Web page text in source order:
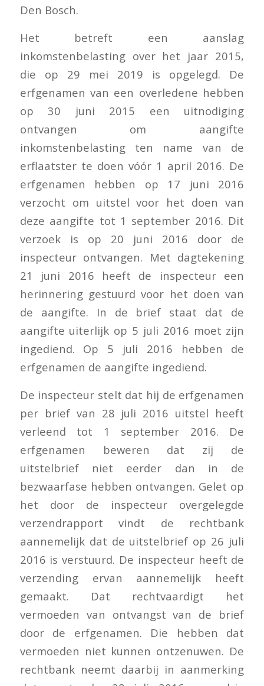
Den Bosch.
Het betreft een aanslag
inkomstenbelasting over het jaar 2015,
die op 29 mei 2019 is opgelegd. De
erfgenamen van een overledene hebben
op 30 juni 2015 een uitnodiging
ontvangen om aangifte
inkomstenbelasting ten name van de
erflaatster te doen vóór 1 april 2016. De
erfgenamen hebben op 17 juni 2016
verzocht om uitstel voor het doen van
deze aangifte tot 1 september 2016. Dit
verzoek is op 20 juni 2016 door de
inspecteur ontvangen. Met dagtekening
21 juni 2016 heeft de inspecteur een
herinnering gestuurd voor het doen van
de aangifte. In de brief staat dat de
aangifte uiterlijk op 5 juli 2016 moet zijn
ingediend. Op 5 juli 2016 hebben de
erfgenamen de aangifte ingediend.
De inspecteur stelt dat hij de erfgenamen
per brief van 28 juli 2016 uitstel heeft
verleend tot 1 september 2016. De
erfgenamen beweren dat zij de
uitstelbrief niet eerder dan in de
bezwaarfase hebben ontvangen. Gelet op
het door de inspecteur overgelegde
verzendrapport vindt de rechtbank
aannemelijk dat de uitstelbrief op 26 juli
2016 is verstuurd. De inspecteur heeft de
verzending ervan aannemelijk heeft
gemaakt. Dat rechtvaardigt het
vermoeden van ontvangst van de brief
door de erfgenamen. Die hebben dat
vermoeden niet kunnen ontzenuwen. De
rechtbank neemt daarbij in aanmerking